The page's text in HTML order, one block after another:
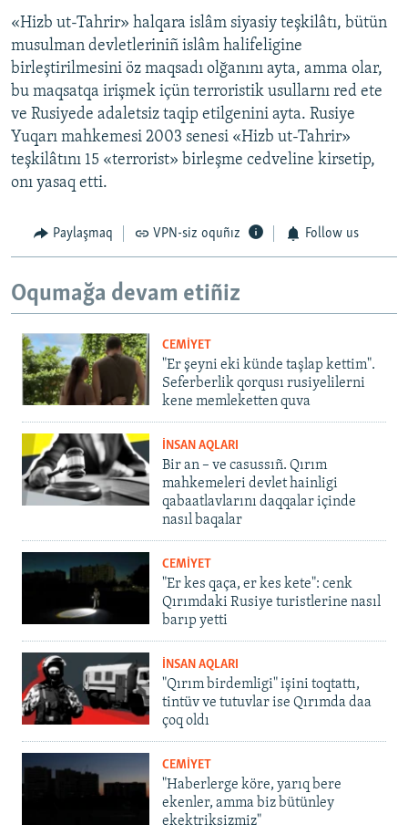
«Hizb ut-Tahrir» halqara islâm siyasiy teşkilâtı, bütün
musulman devletleriniñ islâm halifeligine
birleştirilmesini öz maqsadı olğanını ayta, amma olar,
bu maqsatqa irişmek içün terroristik usullarnı red ete
ve Rusiyede adaletsiz taqip etilgenini ayta. Rusiye
Yuqarı mahkemesi 2003 senesi «Hizb ut-Tahrir»
teşkilâtını 15 «terrorist» birleşme cedveline kirsetip,
onı yasaq etti.
Paylaşmaq VPN-siz oquñız Follow us
Oqumağa devam etiñiz
CEMİYET
"Er şeyni eki künde taşlap kettim".
Seferberlik qorqusı rusiyelilerni
kene memleketten quva
İNSAN AQLARI
Bir an – ve casussıñ. Qırım
mahkemeleri devlet hainligi
qabaatlavlarını daqqalar içinde
nasıl baqalar
CEMİYET
"Er kes qaça, er kes kete": cenk
Qırımdaki Rusiye turistlerine nasıl
barıp yetti
İNSAN AQLARI
"Qırım birdemligi" işini toqtattı,
tintüv ve tutuvlar ise Qırımda daa
çoq oldı
CEMİYET
"Haberlerge köre, yarıq bere
ekenler, amma biz bütünley
ekektriksizmiz"